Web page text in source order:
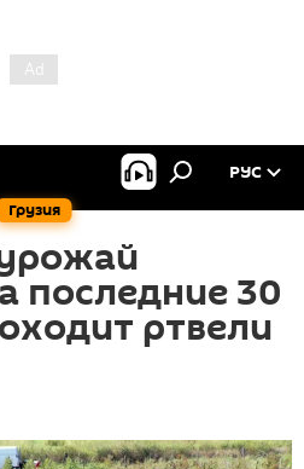
Грузия
РУС
последние 30
ртвели